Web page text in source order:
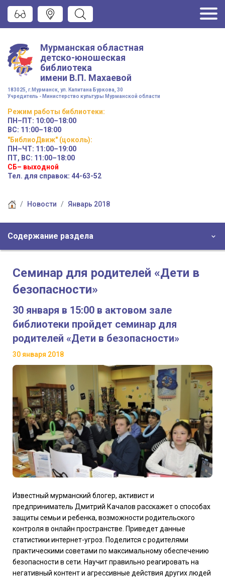
Мурманская областная
детско-юношеская
библиотека
имени В.П. Махаевой
183025, г.Мурманск, ул. Капитана Буркова, 30
Учредитель - Министерство культуры Мурманской области
Режим работы библиотеки:
ПН–ПТ: 10:00–18:00
ВС: 11:00–18:00
"БиблиоДвиж" (цоколь):
ПН–ЧТ: 11:00–19:00
ПТ, ВС: 11:00–18:00
СБ– выходной
Тел. для справок: 44-63-52
Новости Январь 2018
Содержание раздела
Семинар для родителей «Дети в
безопасности»
30 января в 15:00 в актовом зале
библиотеки пройдет семинар для
родителей «Дети в безопасности»
30 января 2018
Известный мурманский блогер, активист и
предприниматель Дмитрий Качалов расскажет о способах
защиты семьи и ребенка, возможности родительского
контроля в онлайн пространстве. Приведет данные
статистики интернет-угроз. Поделится с родителями
практическими советами по максимальному обеспечению
безопасности в сети. Научит правильно реагировать на
негативный контент и агрессивные действия других людей